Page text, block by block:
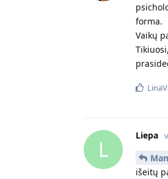
forma.
Vaikų
L
Liepa
išeitų